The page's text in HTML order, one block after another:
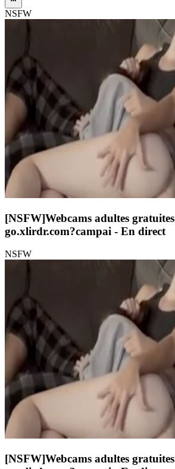
NSFW
[NSFW]Webcams adultes gratuites
go.xlirdr.com?campai - En direct
NSFW
[NSFW]Webcams adultes gratuites